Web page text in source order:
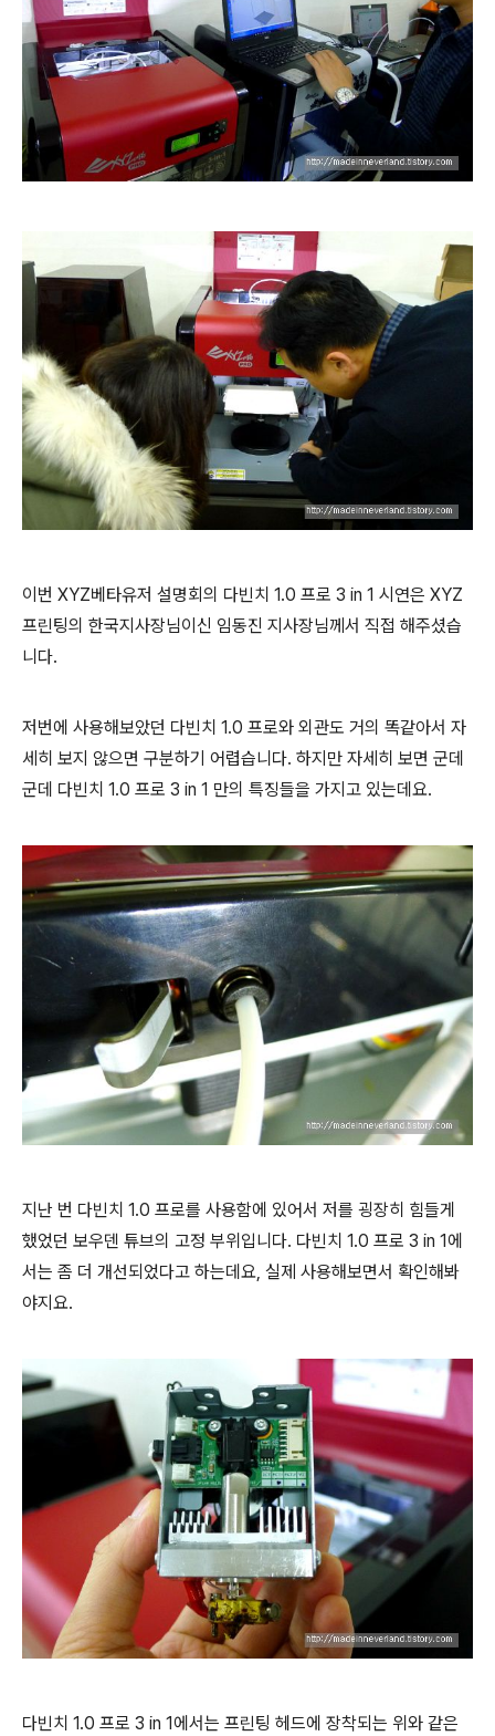
이번 XYZ베타유저 설명회의 다빈치 1.0 프로 3 in 1 시연은 XYZ
프린팅의 한국지사장님이신 임동진 지사장님께서 직접 해주셨습
니다.
저번에 사용해보았던 다빈치 1.0 프로와 외관도 거의 똑같아서 자
세히 보지 않으면 구분하기 어렵습니다. 하지만 자세히 보면 군데
군데 다빈치 1.0 프로 3 in 1 만의 특징들을 가지고 있는데요.
지난 번 다빈치 1.0 프로를 사용함에 있어서 저를 굉장히 힘들게
했었던 보우덴 튜브의 고정 부위입니다. 다빈치 1.0 프로 3 in 1에
서는 좀 더 개선되었다고 하는데요, 실제 사용해보면서 확인해봐
야지요.
다빈치 1.0 프로 3 in 1에서는 프린팅 헤드에 장착되는 위와 같은